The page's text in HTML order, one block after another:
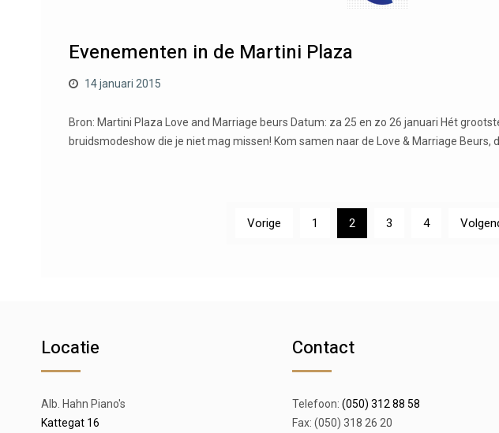
Evenementen in de Martini Plaza
14 januari 2015
Bron: Martini Plaza Love and Marriage beurs Datum: za 25 en zo 26 januari Hét
bruidsmodeshow die je niet mag missen! Kom samen naar de Love & Marriage Beurs,
Vorige 1 2 3 4
Locatie
Alb. Hahn Piano's
Kattegat 16
Contact
Telefoon: (050) 312 88 58
Fax: (050) 318 26 20